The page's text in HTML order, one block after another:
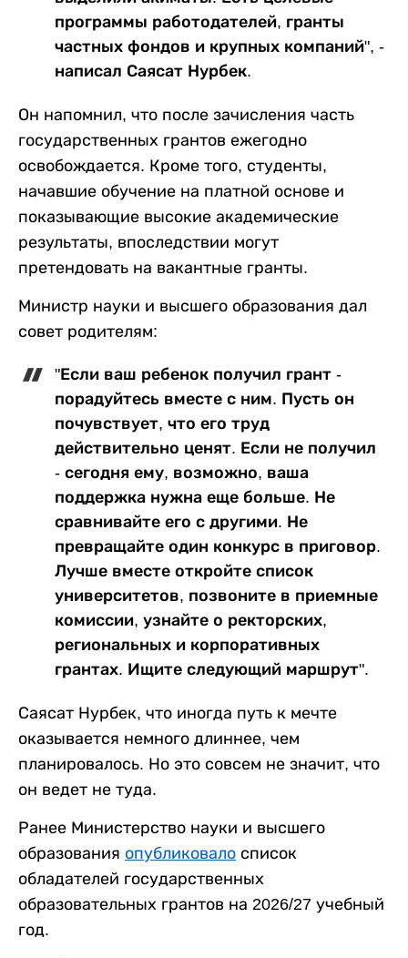
программы работодателей, гранты
частных фондов и крупных компаний", -
написал Саясат Нурбек.
Он напомнил, что после зачисления часть
государственных грантов ежегодно
освобождается. Кроме того, студенты,
начавшие обучение на платной основе и
показывающие высокие академические
результаты, впоследствии могут
претендовать на вакантные гранты.
Министр науки и высшего образования дал
совет родителям:
"Если ваш ребенок получил грант -
порадуйтесь вместе с ним. Пусть он
почувствует, что его труд
действительно ценят. Если не получил
- сегодня ему, возможно, ваша
поддержка нужна еще больше. Не
сравнивайте его с другими. Не
превращайте один конкурс в приговор.
Лучше вместе откройте список
университетов, позвоните в приемные
комиссии, узнайте о ректорских,
региональных и корпоративных
грантах. Ищите следующий маршрут".
Саясат Нурбек, что иногда путь к мечте
оказывается немного длиннее, чем
планировалось. Но это совсем не значит, что
он ведет не туда.
Ранее Министерство науки и высшего
образования опубликовало список
обладателей государственных
образовательных грантов на 2026/27 учебный
год.